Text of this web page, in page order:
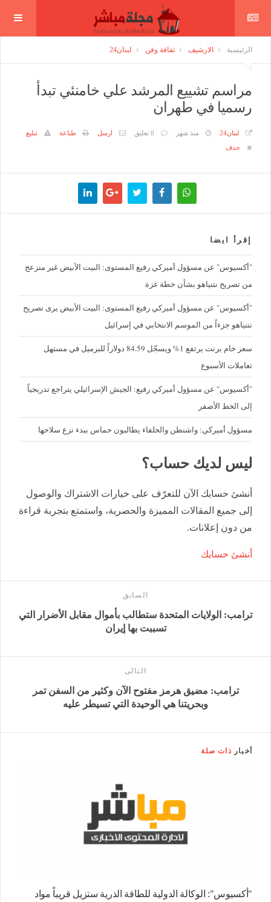
الرئيسية الارشيف ثقافة وفن لبنان24
مراسم تشييع المرشد علي خامنئي تبدأ
رسميا في طهران
لبنان24 منذ شهر 0 تعليق ارسل طباعة
تبليغ
حذف
إقرأ ايضا
"أكسيوس" عن مسؤول أميركي رفيع المستوى: البيت الأبيض غير منزعج
من تصريح نتنياهو بشأن خطة غزة
"أكسيوس" عن مسؤول أميركي رفيع المستوى: البيت الأبيض يرى تصريح
نتنياهو جزءاً من الموسم الانتخابي في إسرائيل
سعر خام برنت يرتفع 1% ويسجّل 84.59 دولاراً للبرميل في مستهل
تعاملات الأسبوع
"أكسيوس" عن مسؤول أميركي رفيع: الجيش الإسرائيلي يتراجع تدريجياً
إلى الخط الأصفر
مسؤول أميركي: واشنطن والحلفاء يطالبون حماس ببدء نزع سلاحها
ليس لديك حساب؟
أنشئ حسابك الآن للتعرّف على خيارات الاشتراك والوصول
إلى جميع المقالات المميزة والحصرية، واستمتع بتجربة قراءة
من دون إعلانات.
أنشئ حسابك
السابق
ترامب: الولايات المتحدة ستطالب بأموال مقابل الأضرار التي
تسببت بها إيران
التالى
ترامب: مضيق هرمز مفتوح الآن وكثير من السفن تمر
وبحريتنا هي الوحيدة التي تسيطر عليه
أخبار ذات صلة
"أكسيوس": الوكالة الدولية للطاقة الذرية ستزيل قريباً مواد